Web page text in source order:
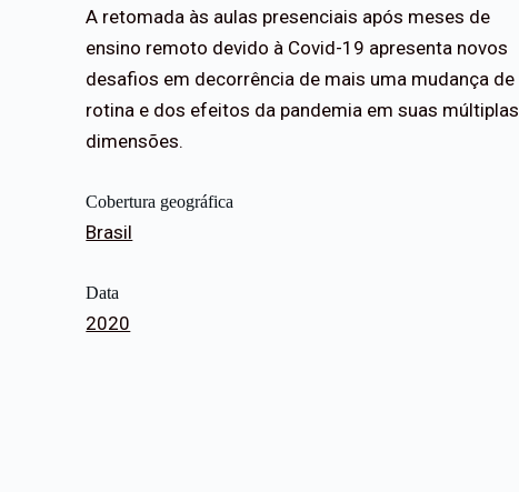
A retomada às aulas presenciais após meses de
ensino remoto devido à Covid-19 apresenta novos
desafios em decorrência de mais uma mudança de
rotina e dos efeitos da pandemia em suas múltiplas
dimensões.
Cobertura geográfica
Brasil
Data
2020